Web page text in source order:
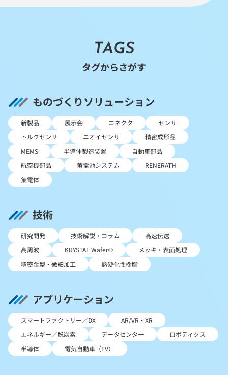
TAGS
タグからさがす
ものづくりソリューション
新製品 展示会 コネクタ
センサ
トルクセンサ
ニオイセンサ
精密成形品
MEMS
半導体製造装置
自動車部品
航空機部品
蓄電池システム
RENERATH
集電体
技術
研究開発 技術解説・コラム
高速伝送
高周波
KRYSTAL Wafer®
メッキ・表面処理
精密金型・微細加工
熱硬化性樹脂
アプリケーション
スマートファクトリー／DX
AR/VR・XR
エネルギー／脱炭素
データセンター
ロボティクス
半導体
電気自動車（EV）